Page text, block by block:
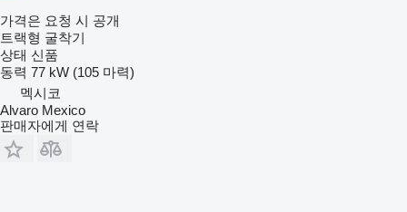
가격은 요청 시 공개
트랙형 굴착기
상태 신품
동력 77 kW (105 마력)
멕시코
Alvaro Mexico
판매자에게 연락